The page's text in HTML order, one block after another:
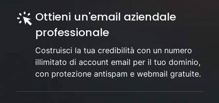
Ottieni un'email aziendale
professionale
Costruisci la tua credibilità con un numero
illimitato di account email per il tuo dominio,
con protezione antispam e webmail gratuite.